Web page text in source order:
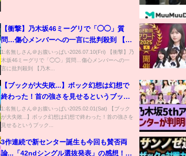
【衝撃】乃木坂46ミーグリで「◯◯」質
問…傷心メンバーへの一言に批判殺到 【乃
木坂46】
1:名無しさん＠お腹いっぱい2026.07.10(Fri) 【衝撃】乃
木坂46ミーグリで「◯◯」質問…傷心メンバーへの一
言に批判殺到 【乃木...
【ブックが大失敗...】ボック幻想は幻想で
終わった！首の強さを見せるというブック
が大失敗。致命的だった演技力不足。猪木
vsローランボックの真実とは。#猪木 #長
州力 #前田日明 #プロレス
1:名無しさん＠お腹いっぱい2025.02.01(Sat) 【ブック
が大失敗...】ボック幻想は幻想で終わった！首の強さを
見せるというブック...
3作連続で新センター誕生も今回も賛否両
論...「42ndシングル選抜発表」の感想！そ